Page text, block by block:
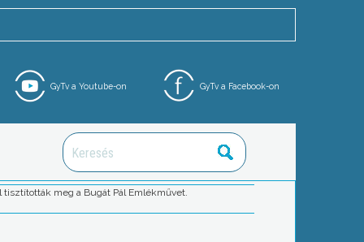
GyTv a Facebook-on
GyTv a Youtube-on
tisztították meg a Bugát Pál Emlékművet.